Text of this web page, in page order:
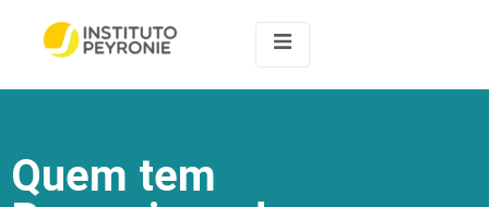
Quem tem